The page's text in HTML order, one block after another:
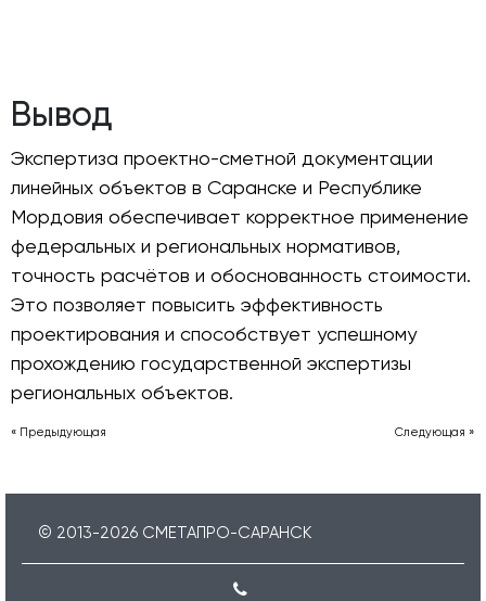
Вывод
Экспертиза проектно-сметной документации
линейных объектов в Саранске и Республике
Мордовия обеспечивает корректное применение
федеральных и региональных нормативов,
точность расчётов и обоснованность стоимости.
Это позволяет повысить эффективность
проектирования и способствует успешному
прохождению государственной экспертизы
региональных объектов.
Следующая »
« Предыдующая
© 2013-2026 СМЕТАПРО-САРАНСК